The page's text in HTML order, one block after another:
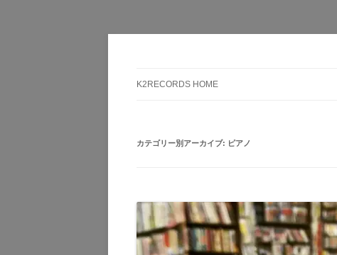
K2RECORDS HOME
カテゴリー別アーカイブ: ピアノ